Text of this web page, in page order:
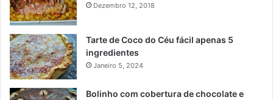
Dezembro 12, 2018
Tarte de Coco do Céu fácil apenas 5
ingredientes
Janeiro 5, 2024
Bolinho com cobertura de chocolate e